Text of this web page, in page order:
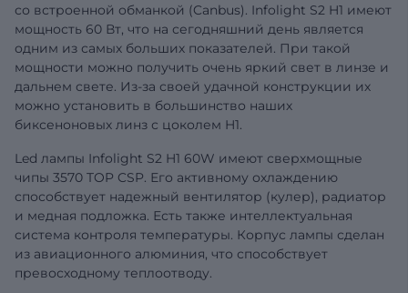
со встроенной обманкой (Canbus). Infolight S2 H1 имеют
мощность 60 Вт, что на сегодняшний день является
одним из самых больших показателей. При такой
мощности можно получить очень яркий свет в линзе и
дальнем свете. Из-за своей удачной конструкции их
можно установить в большинство наших
биксеноновых линз с цоколем H1.
Led лампы Infolight S2 H1 60W имеют сверхмощные
чипы 3570 TOP CSP. Его активному охлаждению
способствует надежный вентилятор (кулер), радиатор
и медная подложка. Есть также интеллектуальная
система контроля температуры. Корпус лампы сделан
из авиационного алюминия, что способствует
превосходному теплоотводу.